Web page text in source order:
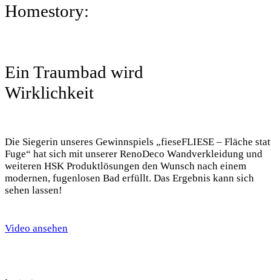
Homestory:
Ein Traumbad wird
Wirklichkeit
Die Siegerin unseres Gewinnspiels „fieseFLIESE – Fläche
Fuge“ hat sich mit unserer RenoDeco Wandverkleidung und
weiteren HSK Produktlösungen den Wunsch nach einem
modernen, fugenlosen Bad erfüllt. Das Ergebnis kann sich
sehen lassen!
Video ansehen